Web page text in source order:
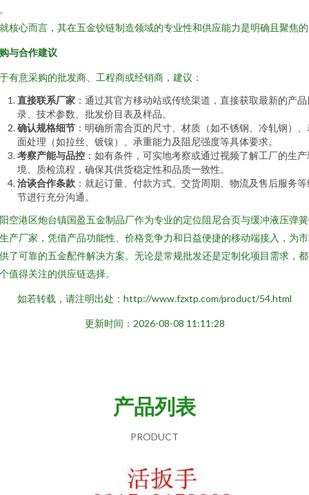
核心而言，其在五金铰链制造领域的专业性和供应能力是明确且聚焦
与合作建议
有意采购的批发商、工程商或经销商，建议：
直接联系厂家 ：通过其官方移动站或传统渠道，直接获取最新的产品
录、技术参数、批发价目表及样品。
确认规格细节 ：明确所需合页的尺寸、材质（如不锈钢、冷轧钢）、
面处理（如拉丝、镀镍）、承重能力及阻尼强度等具体要求。
考察产能与品控 ：如有条件，可实地考察或通过视频了解工厂的生产
境、质检流程，确保其供货稳定性和品质一致性。
洽谈合作条款 ：就起订量、付款方式、交货周期、物流及售后服务等
节进行充分沟通。
空港区炮台镇国盈五金制品厂作为专业的定位阻尼合页与缓冲液压弹
产厂家，凭借产品功能性、价格竞争力和日益便捷的移动端接入，为
了可靠的五金配件解决方案。无论是常规批发还是定制化项目需求，
值得关注的供应链选择。
如若转载，请注明出处：http://www.fzxtp.com/product/54.html
更新时间：2026-08-08 11:11:28
产品列表
PRODUCT